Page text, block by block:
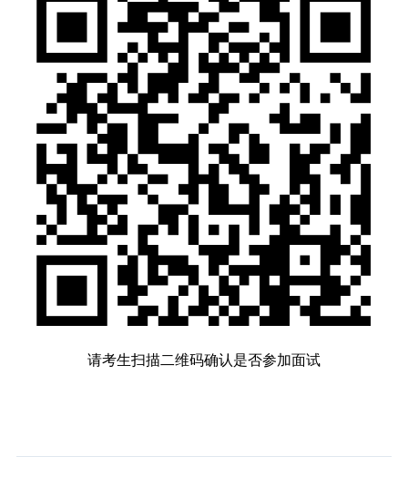
请考生扫描二维码确认是否参加面试